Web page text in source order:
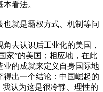
看法。
就是霸权方式、机制等问
去认识后工业化的美国，
家”的美国；相应地，在此
业的成就来定义自身国际地
得出一个结论：中国崛起的
认为这是很冷静、理性的